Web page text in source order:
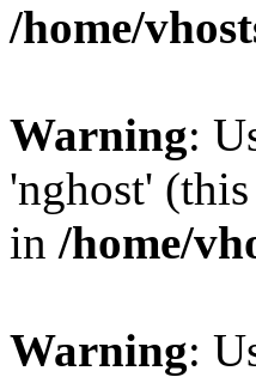
/home/
Warning:
'nghost'
in /home/
Warning: